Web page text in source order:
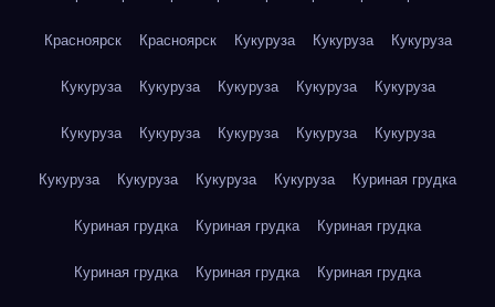
Красноярск Красноярск Кукуруза Кукуруза Кукуруза
Кукуруза Кукуруза Кукуруза Кукуруза Кукуруза
Кукуруза Кукуруза Кукуруза Кукуруза Кукуруза
Кукуруза Кукуруза Кукуруза Кукуруза Куриная грудка
Куриная грудка Куриная грудка Куриная грудка
Куриная грудка Куриная грудка Куриная грудка